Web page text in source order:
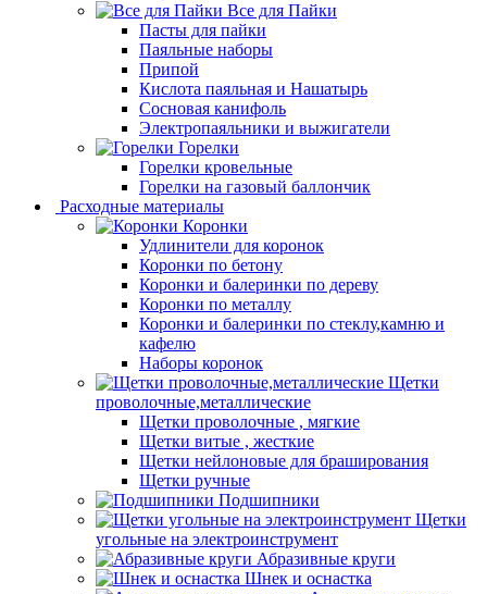
Все для Пайки
Пасты для пайки
Паяльные наборы
Припой
Кислота паяльная и Нашатырь
Сосновая канифоль
Электропаяльники и выжигатели
Горелки
Горелки кровельные
Горелки на газовый баллончик
Расходные материалы
Коронки
Удлинители для коронок
Коронки по бетону
Коронки и балеринки по дереву
Коронки по металлу
Коронки и балеринки по стеклу,камню и
кафелю
Наборы коронок
Щетки
проволочные,металлические
Щетки проволочные , мягкие
Щетки витые , жесткие
Щетки нейлоновые для браширования
Щетки ручные
Подшипники
Щетки
угольные на электроинструмент
Абразивные круги
Шнек и оснастка